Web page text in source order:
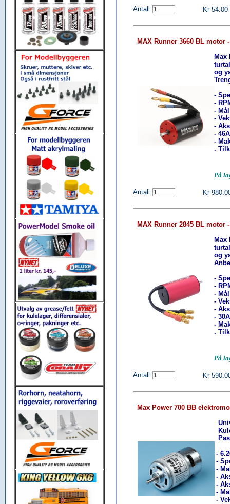
Antall: Kr 54.00
MAX Runner 3660 BL motor -
og
-
-
-
-
-
-
-
.
På
Antall: Kr
MAX Runner 2845 BL motor
og
-
-
-
-
-
-
-
.
På
Antall: Kr
Max Power 700 BB
-
-
-
-
-
-
-